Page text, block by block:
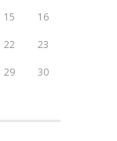
15 16
22 23
29 30